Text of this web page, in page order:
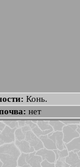
Конь.
нет